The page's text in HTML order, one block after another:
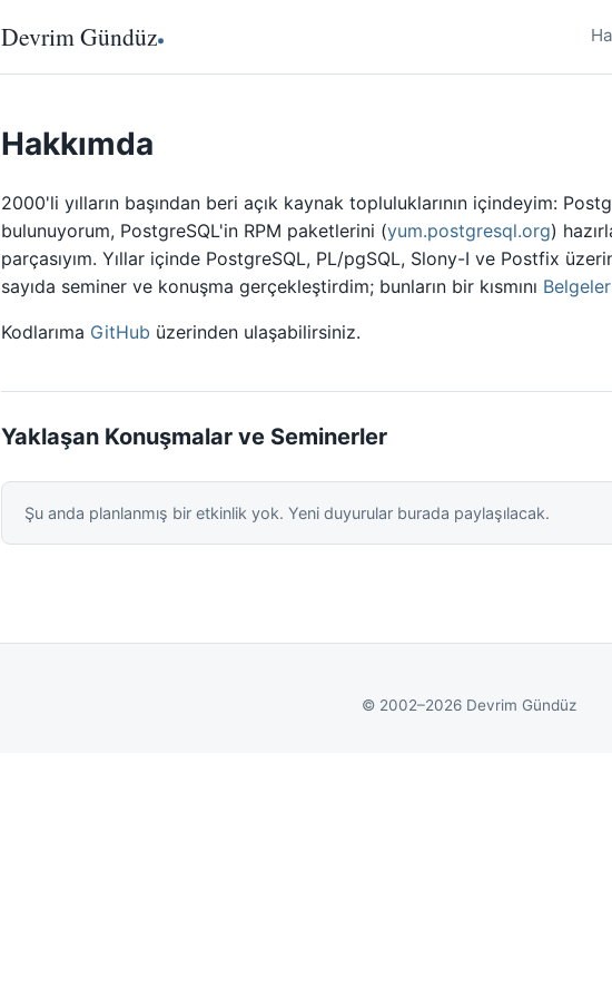
Devrim Gündüz
Hakkımda
2000'li yılların başından beri açık kaynak topluluklarının içindeyim:
bulunuyorum, PostgreSQL'in RPM paketlerini (yum.postgresql.org)
parçasıyım. Yıllar içinde PostgreSQL, PL/pgSQL, Slony-I ve Postfix
sayıda seminer ve konuşma gerçekleştirdim; bunların bir kısmını Belgeler
Kodlarıma GitHub üzerinden ulaşabilirsiniz.
Yaklaşan Konuşmalar ve Seminerler
Şu anda planlanmış bir etkinlik yok. Yeni duyurular burada paylaşılacak.
© 2002–2026 Devrim Gündüz